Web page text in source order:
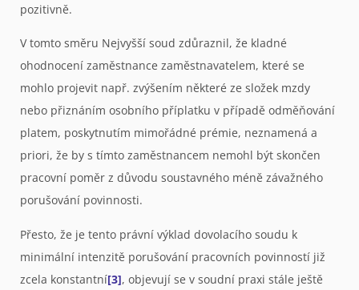
pozitivně.
V tomto směru Nejvyšší soud zdůraznil, že kladné
ohodnocení zaměstnance zaměstnavatelem, které se
mohlo projevit např. zvýšením některé ze složek mzdy
nebo přiznáním osobního příplatku v případě odměňování
platem, poskytnutím mimořádné prémie, neznamená a
priori, že by s tímto zaměstnancem nemohl být skončen
pracovní poměr z důvodu soustavného méně závažného
porušování povinnosti.
Přesto, že je tento právní výklad dovolacího soudu k
minimální intenzitě porušování pracovních povinností již
zcela konstantní[3], objevují se v soudní praxi stále ještě